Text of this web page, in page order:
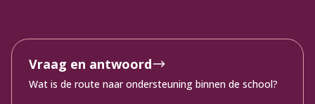
Vraag en antwoord
Wat is de route naar ondersteuning binnen de school?